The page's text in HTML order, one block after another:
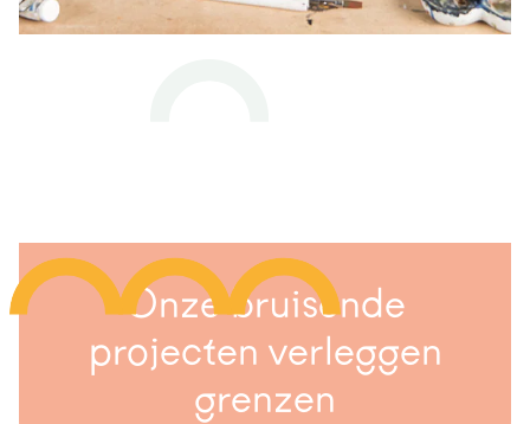
Onze bruisende
projecten verleggen
grenzen